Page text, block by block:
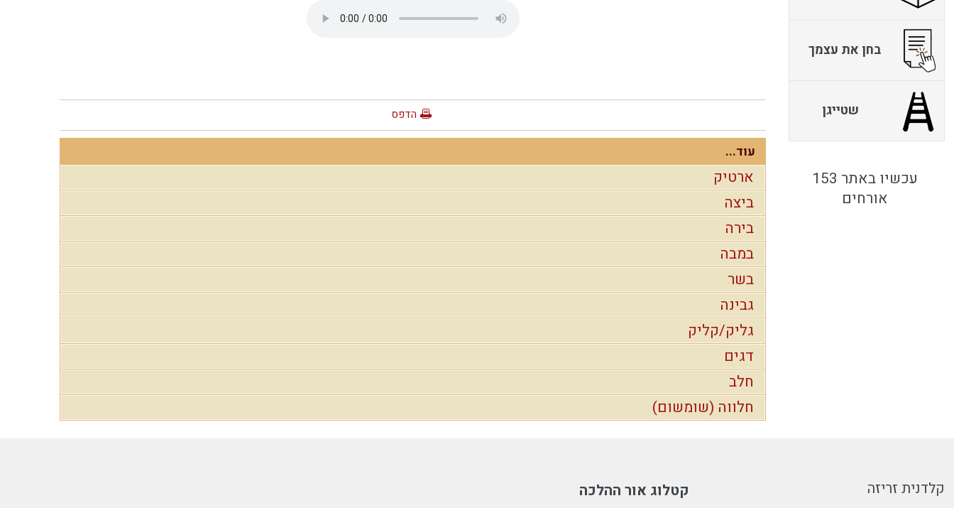
הדפס
עוד...
ארטיק
ביצה
בירה
במבה
בשר
גבינה
גליק/קליק
דגים
חלב
חלווה (שומשום)
בחן את עצמך
שטייגן
עכשיו באתר 153
אורחים
קלדנית זריזה
קטלוג אור ההלכה